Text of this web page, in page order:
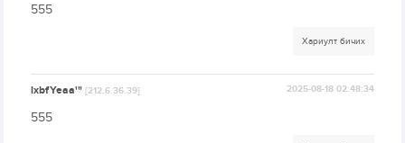
555
Хариулт бичих
lxbfYeaa'"[212.6.36.39] 2025-08-18 02:48:34
555